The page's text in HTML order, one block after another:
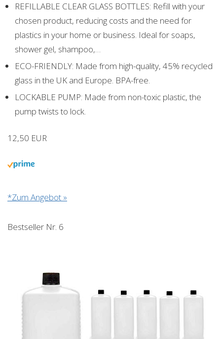
REFILLABLE CLEAR GLASS BOTTLES: Refill with your
chosen product, reducing costs and the need for
plastics in your home or business. Ideal for soaps,
shower gel, shampoo,…
ECO-FRIENDLY: Made from high-quality, 45% recycled
glass in the UK and Europe. BPA-free.
LOCKABLE PUMP: Made from non-toxic plastic, the
pump twists to lock.
12,50 EUR
*Zum Angebot »
Bestseller Nr. 6